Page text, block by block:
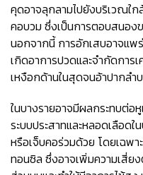
คุดอาจลุกลามไปยังบริเวณใก
คอบวม ซึ่งเป็นการตอบสนอ
นอกจากนี้ การอักเสบอาจแพ
เกิดอาการปวดและจำกัดการ
เหงือกด้านในสุดจนอ้าปากลำ
ในบางรายอาจมีผลกระทบต่อ
ระบบประสาทและหลอดเลือด
หรือเจ็บคอร่วมด้วย โดยเฉพ
ทอนซิล ซึ่งอาจเพิ่มความเสี่ยง